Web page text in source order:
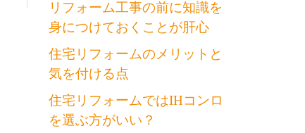
リフォーム工事の前に知識を
身につけておくことが肝心
住宅リフォームのメリットと
気を付ける点
住宅リフォームではIHコンロ
を選ぶ方がいい？